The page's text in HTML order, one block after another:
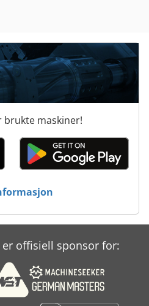
brukte maskiner!
offisiell sponsor for: